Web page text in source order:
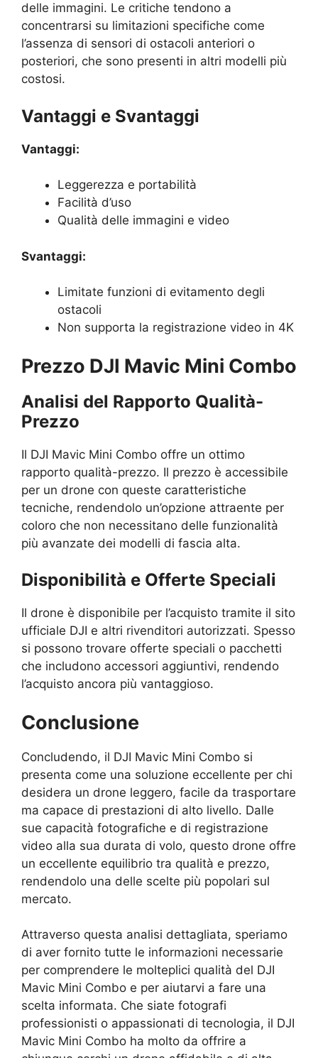
delle immagini. Le critiche tendono a
concentrarsi su limitazioni specifiche come
l’assenza di sensori di ostacoli anteriori o
posteriori, che sono presenti in altri modelli più
costosi.
Vantaggi e Svantaggi
Vantaggi:
Leggerezza e portabilità
Facilità d’uso
Qualità delle immagini e video
Svantaggi:
Limitate funzioni di evitamento degli
ostacoli
Non supporta la registrazione video in 4K
Prezzo DJI Mavic Mini Combo
Analisi del Rapporto Qualità-
Prezzo
Il DJI Mavic Mini Combo offre un ottimo
rapporto qualità-prezzo. Il prezzo è accessibile
per un drone con queste caratteristiche
tecniche, rendendolo un’opzione attraente per
coloro che non necessitano delle funzionalità
più avanzate dei modelli di fascia alta.
Disponibilità e Offerte Speciali
Il drone è disponibile per l’acquisto tramite il sito
ufficiale DJI e altri rivenditori autorizzati. Spesso
si possono trovare offerte speciali o pacchetti
che includono accessori aggiuntivi, rendendo
l’acquisto ancora più vantaggioso.
Conclusione
Concludendo, il DJI Mavic Mini Combo si
presenta come una soluzione eccellente per chi
desidera un drone leggero, facile da trasportare
ma capace di prestazioni di alto livello. Dalle
sue capacità fotografiche e di registrazione
video alla sua durata di volo, questo drone offre
un eccellente equilibrio tra qualità e prezzo,
rendendolo una delle scelte più popolari sul
mercato.
Attraverso questa analisi dettagliata, speriamo
di aver fornito tutte le informazioni necessarie
per comprendere le molteplici qualità del DJI
Mavic Mini Combo e per aiutarvi a fare una
scelta informata. Che siate fotografi
professionisti o appassionati di tecnologia, il DJI
Mavic Mini Combo ha molto da offrire a